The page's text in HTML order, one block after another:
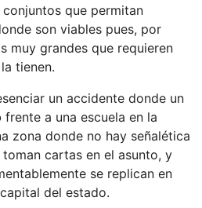
que permitan
son viables pues, por
muy grandes que requieren
tienen.
un accidente donde un
frente a una escuela en la
zona donde no hay señalética
cartas en el asunto, y
se replican en
del estado.